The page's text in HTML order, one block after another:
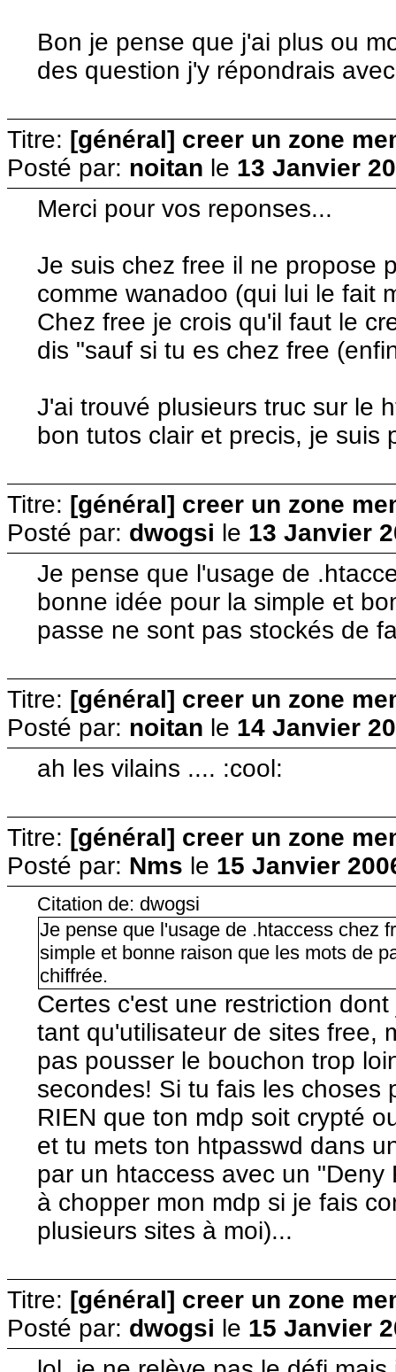
Bon je pense que j'ai plus ou
des question j'y répondrais
Titre: [général] creer un zone
Posté par: noitan le 13 Janvier
Merci pour vos reponses...
Je suis chez free il ne propose
comme wanadoo (qui lui le fait
Chez free je crois qu'il faut le
dis "sauf si tu es chez free
J'ai trouvé plusieurs truc sur le
bon tutos clair et precis, je suis
Titre: [général] creer un zone
Posté par: dwogsi le 13 Janvier
Je pense que l'usage de
bonne idée pour la simple et
passe ne sont pas stockés de
Titre: [général] creer un zone
Posté par: noitan le 14 Janvier
ah les vilains .... :cool:
Titre: [général] creer un zone
Posté par: Nms le 15 Janvier
Citation de: dwogsi
Je pense que l'usage de .htaccess chez
simple et bonne raison que les mots de
chiffrée.
Certes c'est une restriction
tant qu'utilisateur de sites free,
pas pousser le bouchon trop
secondes! Si tu fais les choses
RIEN que ton mdp soit crypté
et tu mets ton htpasswd dans
par un htaccess avec un "Deny
à chopper mon mdp si je fais
plusieurs sites à moi)...
Titre: [général] creer un zone
Posté par: dwogsi le 15 Janvier